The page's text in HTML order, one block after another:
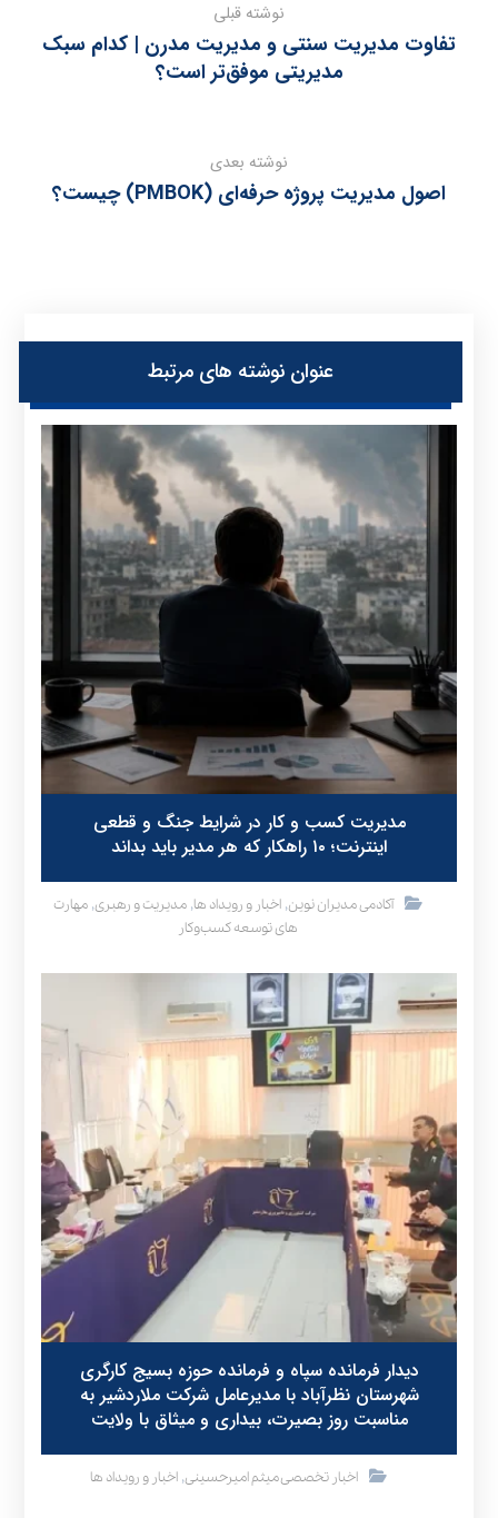
نوشته قبلی
تفاوت مدیریت سنتی و مدیریت مدرن | کدام سبک
مدیریتی موفق‌تر است؟
نوشته بعدی
اصول مدیریت پروژه حرفه‌ای (PMBOK) چیست؟
عنوان ‫نوشته های مرتبط
مدیریت کسب و کار در شرایط جنگ و قطعی
اینترنت؛ ۱۰ راهکار که هر مدیر باید بداند
آکادمی مدیران نوین, اخبار و رویداد ها, مدیریت و رهبری, مهارت
های توسعه کسب‌وکار
دیدار فرمانده سپاه و فرمانده حوزه بسیج کارگری
شهرستان نظرآباد با مدیرعامل شرکت ملاردشیر به
مناسبت روز بصیرت، بیداری و میثاق با ولایت
اخبار تخصصی میثم امیرحسینی,اخبار و رویداد ها